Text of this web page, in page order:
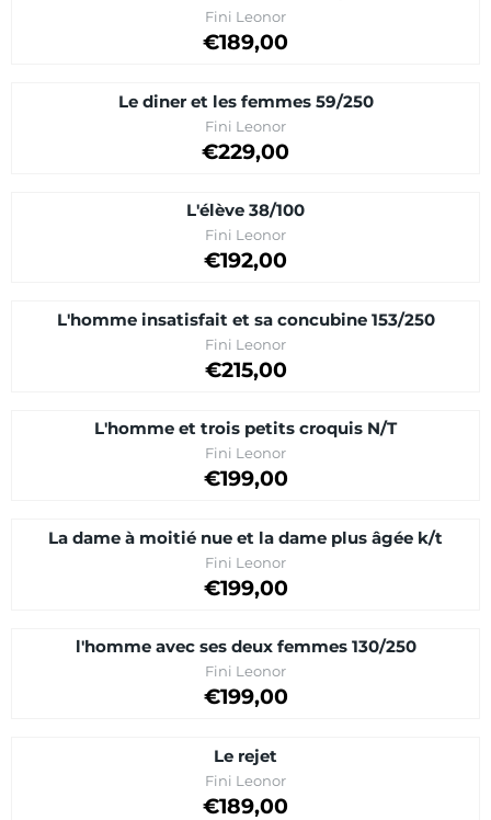
Brand:
Fini Leonor
Price on request
€189,00
Le diner et les femmes 59/250
Brand:
Fini Leonor
Price on request
€229,00
L'élève 38/100
Brand:
Fini Leonor
Price: 192,00
€192,00
L'homme insatisfait et sa concubine 153/250
Brand:
Fini Leonor
Price on request
€215,00
L'homme et trois petits croquis N/T
Brand:
Fini Leonor
Price on request
€199,00
La dame à moitié nue et la dame plus âgée k/t
Brand:
Fini Leonor
Price on request
€199,00
l'homme avec ses deux femmes 130/250
Brand:
Fini Leonor
Price on request
€199,00
Le rejet
Brand:
Fini Leonor
Price on request
€189,00